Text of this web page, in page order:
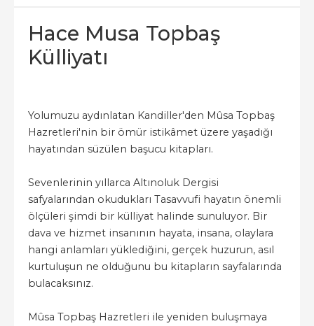
Hace Musa Topbaş
Külliyatı
Yolumuzu aydınlatan Kandiller'den Mûsa Topbaş
Hazretleri'nin bir ömür istikâmet üzere yaşadığı
hayatından süzülen başucu kitapları.
Sevenlerinin yıllarca Altınoluk Dergisi
safyalarından okudukları Tasavvufi hayatın önemli
ölçüleri şimdi bir külliyat halinde sunuluyor. Bir
dava ve hizmet insanının hayata, insana, olaylara
hangi anlamları yüklediğini, gerçek huzurun, asıl
kurtuluşun ne olduğunu bu kitapların sayfalarında
bulacaksınız.
Mûsa Topbaş Hazretleri ile yeniden buluşmaya